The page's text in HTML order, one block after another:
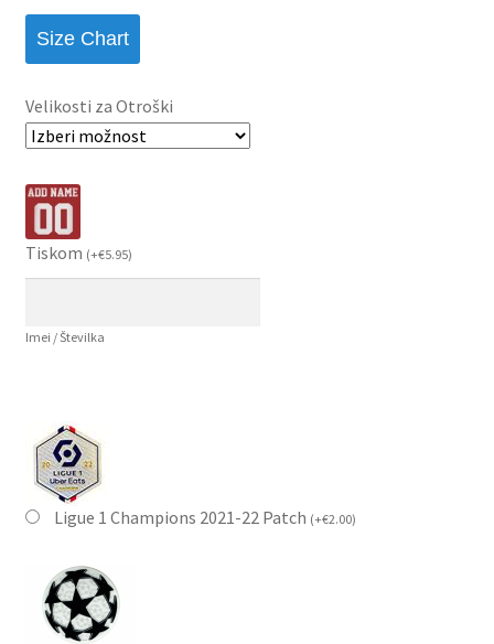
Size Chart
Velikosti za Otroški
Tiskom (+€5.95)
Imei / Številka
Ligue 1 Champions 2021-22 Patch (+€2.00)